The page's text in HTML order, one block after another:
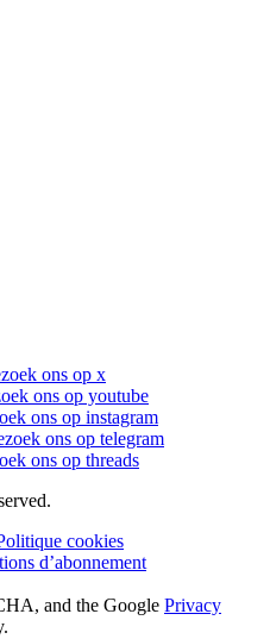
ons op x
ons op youtube
ons op instagram
ons op telegram
ons op threads
cookies
d’abonnement
and the Google Privacy